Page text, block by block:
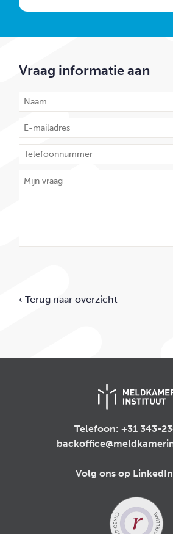
Vraag informatie aan
‹ Terug naar overzicht
Telefoon: +31 343-
Volg ons op LinkedIn